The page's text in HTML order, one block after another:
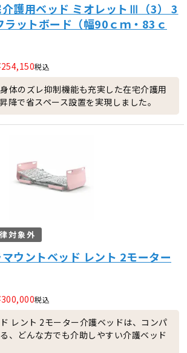
介護用ベッド ミオレットⅢ（3） 3
ラットボード（幅90ｃｍ・83ｃ
254,150税込
体のズレ抑制機能も充実した在宅介護用
降で省スペース設置を実現しました。
対象外
マウントベッド レント 2モーター
300,000税込
レント 2モーター介護ベッドは、コンパ
、どんな方でも介助しやすい介護ベッド